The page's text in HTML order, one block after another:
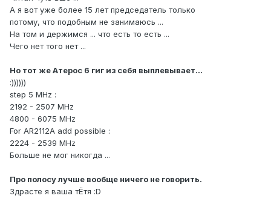
А я вот уже более 15 лет председатель только
потому, что подобным не занимаюсь ...
На том и держимся ... что есть то есть ...
Чего нет того нет ...
Но тот же Атерос 6 гиг из себя выплевывает...
:))))))
step 5 MHz :
2192 - 2507 MHz
4800 - 6075 MHz
For AR2112A add possible :
2224 - 2539 MHz
Больше не мог никогда ...
Про полосу лучше вообще ничего не говорить.
Здрасте я ваша тЁтя :D